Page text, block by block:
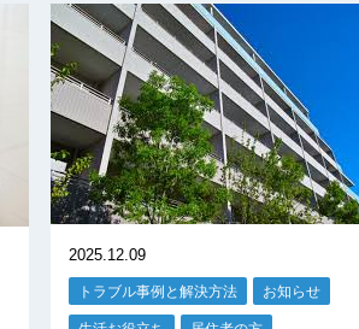
2025.12.09
トラブル事例と解決方法 お知らせ